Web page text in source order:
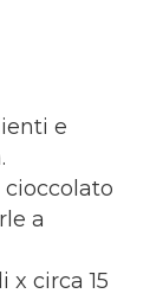
e
cioccolato
a
x circa 15